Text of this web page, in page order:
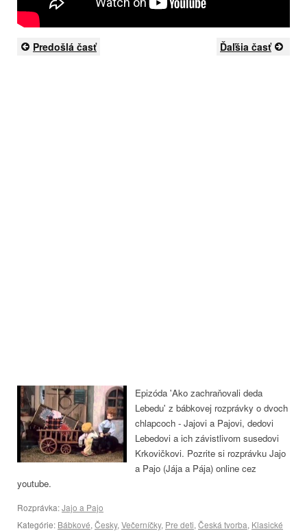
Predošlá časť Ďaľšia časť
Epizóda 'Ako zachraňovali deda
Lebedu' z bábkovej rozprávky o dvoch
chlapcoch - Jajovi a Pajovi, dedovi
Lebedovi a ich závistlivom susedovi
Krkovičkovi. Pozrite si rozprávku Jajo
a Pajo (Jája a Pája) online cez
youtube.
Rozprávka:Jajo a Pajo
Kategórie: Bábkové, Česky, Večerníčky, Pre deti, Česká tvorba, Klasické